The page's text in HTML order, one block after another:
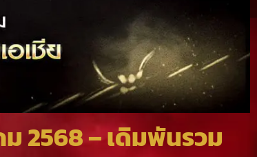
2568 – เดิมพันรวม